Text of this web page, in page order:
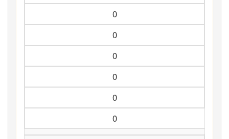
0
0
0
0
0
0